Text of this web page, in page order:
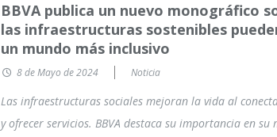
BBVA publica un nuevo monográfico
las infraestructuras sostenibles
un mundo más inclusivo
8 de Mayo de 2024 Noticia
Las infraestructuras sociales mejoran la vida al
y ofrecer servicios. BBVA destaca su importancia en su